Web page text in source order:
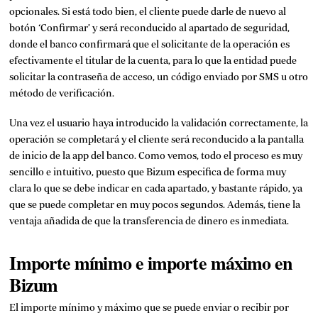
opcionales. Si está todo bien, el cliente puede darle de nuevo al
botón ‘Confirmar’ y será reconducido al apartado de seguridad,
donde el banco confirmará que el solicitante de la operación es
efectivamente el titular de la cuenta, para lo que la entidad puede
solicitar la contraseña de acceso, un código enviado por SMS u otro
método de verificación.
Una vez el usuario haya introducido la validación correctamente, la
operación se completará y el cliente será reconducido a la pantalla
de inicio de la app del banco. Como vemos, todo el proceso es muy
sencillo e intuitivo, puesto que Bizum especifica de forma muy
clara lo que se debe indicar en cada apartado, y bastante rápido, ya
que se puede completar en muy pocos segundos. Además, tiene la
ventaja añadida de que la transferencia de dinero es inmediata.
Importe mínimo e importe máximo en
Bizum
El importe mínimo y máximo que se puede enviar o recibir por